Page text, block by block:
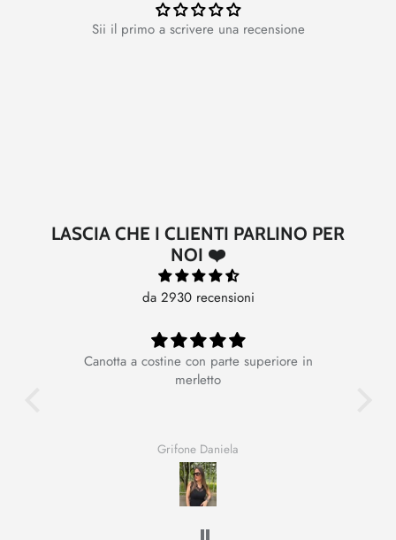
Sii il primo a scrivere una recensione
LASCIA CHE I CLIENTI PARLINO PER
NOI ❤️
da 2930 recensioni
Canotta a costine con parte superiore in
merletto
Grifone Daniela